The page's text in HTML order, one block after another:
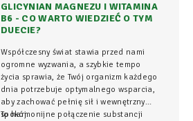
GLICYNIAN MAGNEZU I WITAMINA
B6 - CO WARTO WIEDZIEĆ O TYM
DUECIE?
Współczesny świat stawia przed nami
ogromne wyzwania, a szybkie tempo
życia sprawia, że Twój organizm każdego
dnia potrzebuje optymalnego wsparcia,
aby zachować pełnię sił i wewnętrzny
spokój.
To harmonijne połączenie substancji